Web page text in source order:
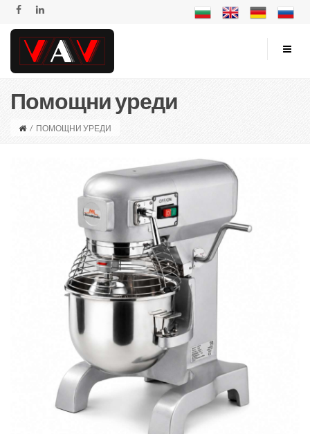
Помощни уреди
/ ПОМОЩНИ УРЕДИ